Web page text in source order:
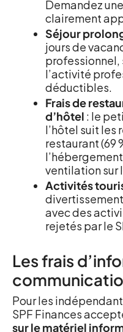
Demandez
clairement
Séjour
jours de
professionnel,
l’activité
déductibles.
Frais de
d’hôtel : le
l’hôtel suit les
restaurant (69
ventilation sur
Activités
avec des
rejetés par le
Les frais
Pour les
SPF Finances
sur le matériel